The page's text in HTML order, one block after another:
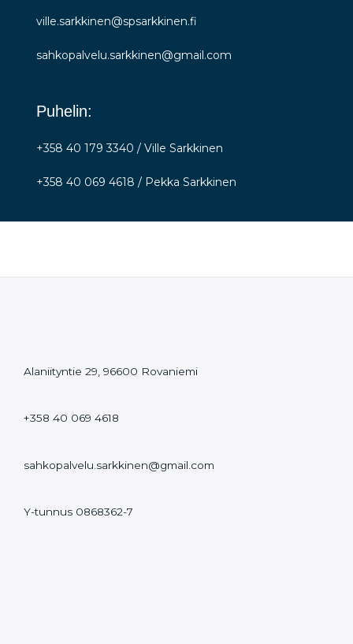
ville.sarkkinen@spsarkkinen.fi
sahkopalvelu.sarkkinen@gmail.com
Puhelin:
+358 40 179 3340 / Ville Sarkkinen
+358 40 069 4618 / Pekka Sarkkinen
Alaniityntie 29, 96600 Rovaniemi
+358 40 069 4618
sahkopalvelu.sarkkinen@gmail.com
Y-tunnus 0868362-7